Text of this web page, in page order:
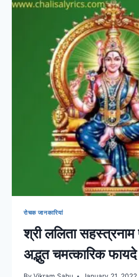
रोचक जानकारियां
श्री ललिता
अद्भुत चमत्कारिक